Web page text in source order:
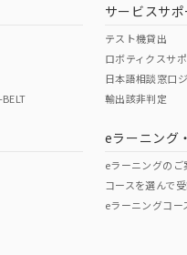
サービスサ
テスト機貸出
ロボティクスサ
日本語相談窓口
輸出該非判定
eラーニング
eラーニングのご
コースを選んで
eラーニングコー